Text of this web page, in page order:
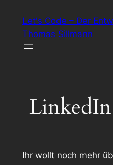
Inhalt
springen
Let's Code – Der
Thomas Sillmann
Ihr wollt noch mehr